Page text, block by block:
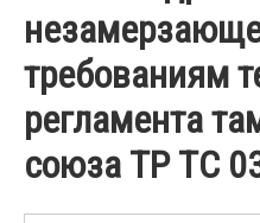
требованиям
регламента
союза ТР ТС